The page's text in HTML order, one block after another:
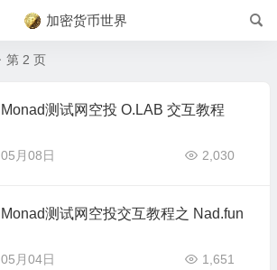
加密货币世界
第 2 页
Monad测试网空投 O.LAB 交互教程
05月08日 2,030
Monad测试网空投交互教程之 Nad.fun
05月04日 1,651